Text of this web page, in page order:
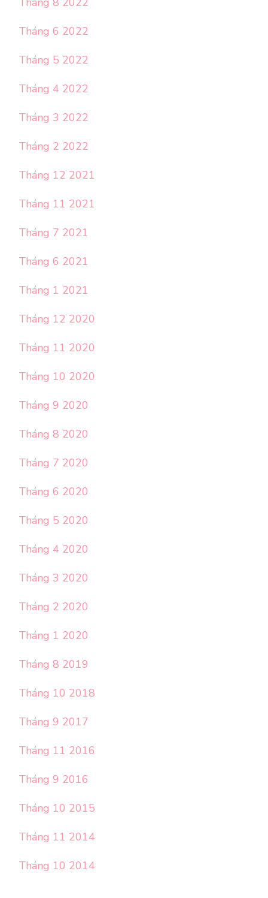
Tháng 6 2022
Tháng 5 2022
Tháng 4 2022
Tháng 3 2022
Tháng 2 2022
Tháng 12 2021
Tháng 11 2021
Tháng 7 2021
Tháng 6 2021
Tháng 1 2021
Tháng 12 2020
Tháng 11 2020
Tháng 10 2020
Tháng 9 2020
Tháng 8 2020
Tháng 7 2020
Tháng 6 2020
Tháng 5 2020
Tháng 4 2020
Tháng 3 2020
Tháng 2 2020
Tháng 1 2020
Tháng 8 2019
Tháng 10 2018
Tháng 9 2017
Tháng 11 2016
Tháng 9 2016
Tháng 10 2015
Tháng 11 2014
Tháng 10 2014